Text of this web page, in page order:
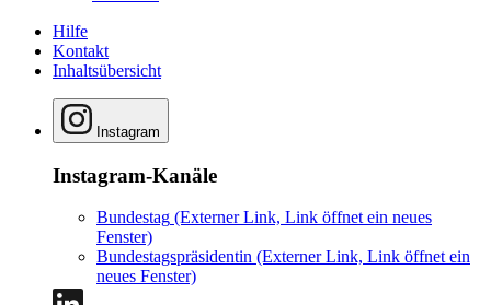
Hilfe
Kontakt
Inhaltsübersicht
Instagram
Instagram-Kanäle
Bundestag (Externer Link, Link öffnet ein neues
Fenster)
Bundestagspräsidentin (Externer Link, Link öffnet ein
neues Fenster)